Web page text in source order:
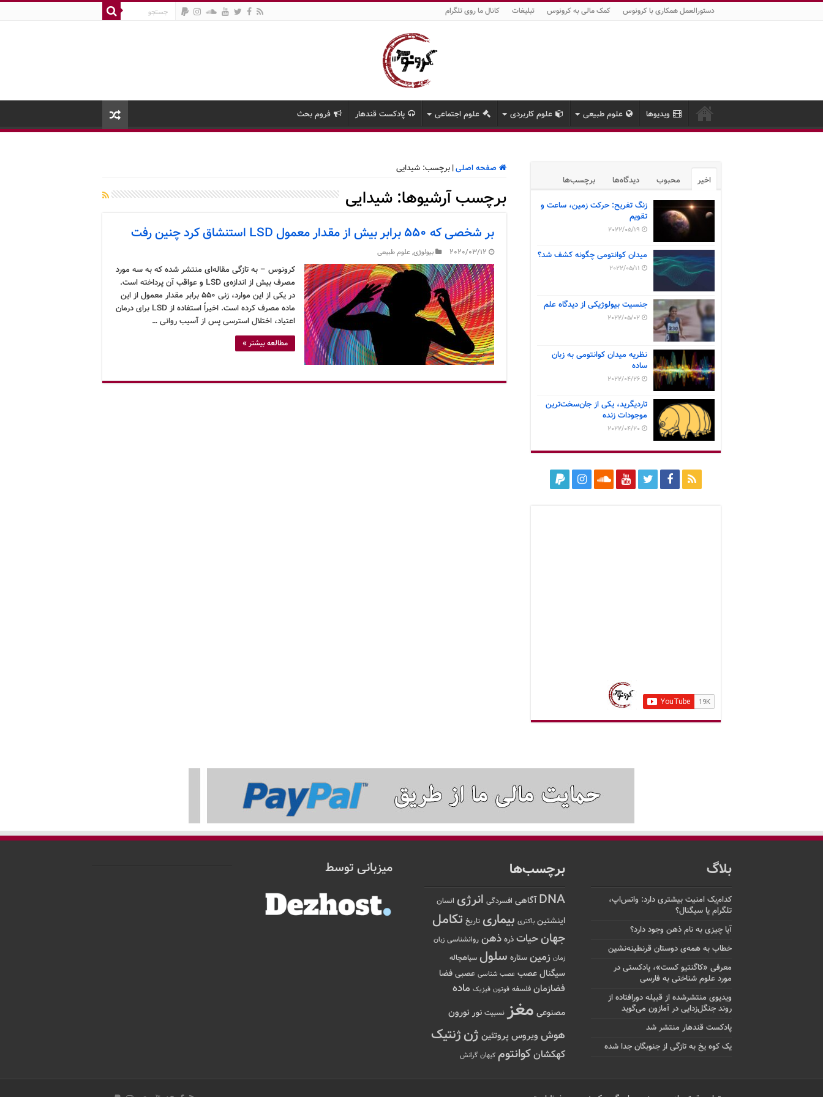
دستورالعمل همکاری با کرونوس کمک مالی به کرونوس تبلیغات کانال ما روی تلگرام
ویدیوها علوم طبیعی علوم کاربردی علوم اجتماعی پادکست قندهار فروم بحث
صفحه اصلی| برچسب: شیدایی
برچسب آرشیوها: شیدایی
بر شخصی که ۵۵۰ برابر بیش از مقدار معمول LSD استنشاق کرد چنین رفت
2020/03/12 بیولوژی,علوم طبیعی
کرونوس – به تازگی مقاله‌ای منتشر شده که به سه مورد
مصرف بیش از اندازه‌ی LSD و عواقب آن پرداخته است.
در یکی از این موارد، زنی ۵۵۰ برابر مقدار معمول از این
ماده مصرف کرده است. اخیراً استفاده از LSD برای درمان
اعتیاد، اختلال استرسی پس از آسیب روانی …
مطالعه بیشتر »
اخیر محبوب دیدگاه‌ها برچسب‌ها
زنگ تفریح: حرکت زمین، ساعت و
تقویم
2022/05/19
میدان کوانتومی چگونه کشف شد؟
2022/05/11
جنسیت بیولوژیکی از دیدگاه علم
2022/05/02
نظریه میدان کوانتومی به زبان
ساده
2022/04/26
تاردیگرید، یکی از جان‌سخت‌ترین
موجودات زنده
2022/04/20
بلاگ
کدام‌یک امنیت بیشتری دارد: واتس‌اپ،
تلگرام یا سیگنال؟
آیا چیزی به نام ذهن وجود دارد؟
خطاب به همه‌ی دوستان قرنطینه‌نشین
معرفی «کاگنتیو کست»، پادکستی در
مورد علوم شناختی به فارسی
ویدیوی منتشرشده از قبیله دورافتاده‌ از
روند جنگل‌زدایی در آمازون می‌گوید
پادکست قندهار منتشر شد
یک کوه یخ به تازگی از جنوبگان جدا شده
برچسب‌ها
DNA آگاهی افسردگی انرژی انسان
اینشتین باکتری بیماری تاریخ تکامل
جهانحیات ذره ذهن روانشناسی زبان
زمان زمین ستاره سلول سیاهچاله
سیگنالعصب عصب شناسی عصبی فضا
فضازمان فلسفه فوتون فیزیک ماده
مصنوعی مغز نسبیت نور نورون
هوش ویروس پروتئین ژنژنتیک
کهکشانکوانتوم کیهان گرانش
میزبانی توسط